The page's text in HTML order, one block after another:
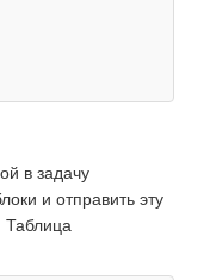
в задачу
и отправить эту